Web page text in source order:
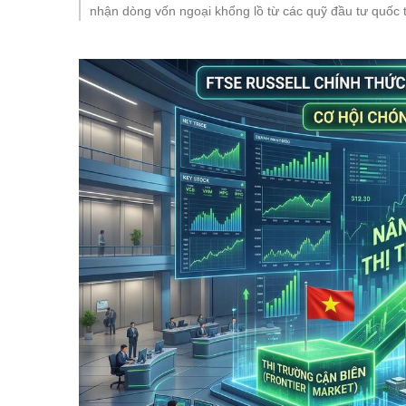
nhận dòng vốn ngoại khổng lồ từ các quỹ đầu tư quốc